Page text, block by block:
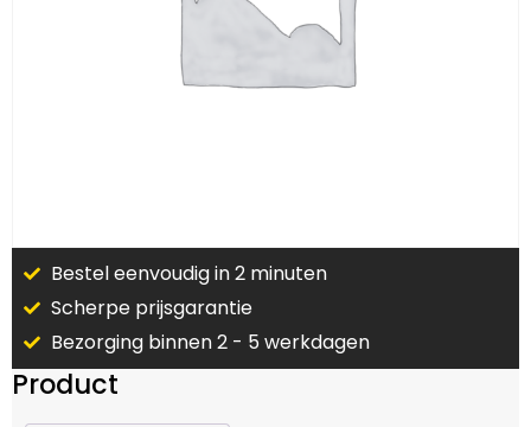
Bestel eenvoudig in 2 minuten
Scherpe prijsgarantie
Bezorging binnen 2 - 5 werkdagen
Product